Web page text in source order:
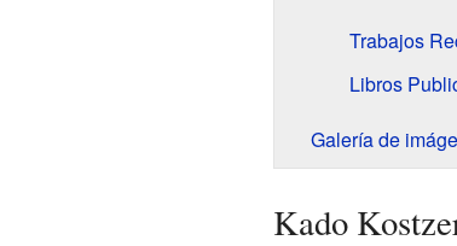
Trabajos
Libros
Galería de
Kado